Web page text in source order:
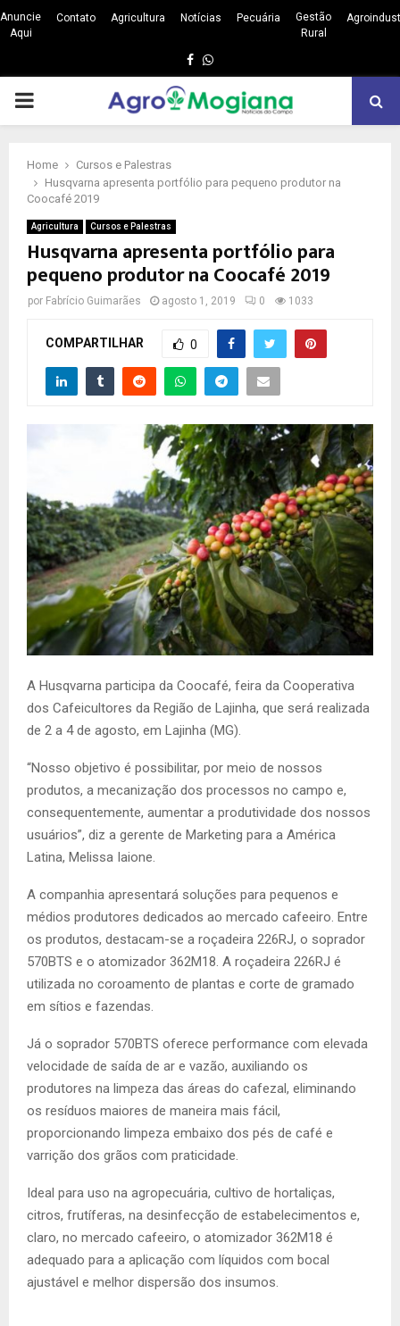
Anuncie
Aqui
Contato Agricultura Notícias Pecuária
Gestão
Rural
Facebook
Whatsapp
PRIMARY
Home
Cursos e Palestras
Husqvarna apresenta portfólio para pequeno produtor na
Coocafé 2019
Agricultura Cursos e Palestras
Husqvarna apresenta portfólio para
pequeno produtor na Coocafé 2019
por Fabrício Guimarães agosto 1, 2019 0 1033
COMPARTILHAR 0
A Husqvarna participa da Coocafé, feira da Cooperativa
dos Cafeicultores da Região de Lajinha, que será realizada
de 2 a 4 de agosto, em Lajinha (MG).
“Nosso objetivo é possibilitar, por meio de nossos
produtos, a mecanização dos processos no campo e,
consequentemente, aumentar a produtividade dos nossos
usuários”, diz a gerente de Marketing para a América
Latina, Melissa Iaione.
A companhia apresentará soluções para pequenos e
médios produtores dedicados ao mercado cafeeiro. Entre
os produtos, destacam-se a roçadeira 226RJ, o soprador
570BTS e o atomizador 362M18. A roçadeira 226RJ é
utilizada no coroamento de plantas e corte de gramado
em sítios e fazendas.
Já o soprador 570BTS oferece performance com elevada
velocidade de saída de ar e vazão, auxiliando os
produtores na limpeza das áreas do cafezal, eliminando
os resíduos maiores de maneira mais fácil,
proporcionando limpeza embaixo dos pés de café e
varrição dos grãos com praticidade.
Ideal para uso na agropecuária, cultivo de hortaliças,
citros, frutíferas, na desinfecção de estabelecimentos e,
claro, no mercado cafeeiro, o atomizador 362M18 é
adequado para a aplicação com líquidos com bocal
ajustável e melhor dispersão dos insumos.